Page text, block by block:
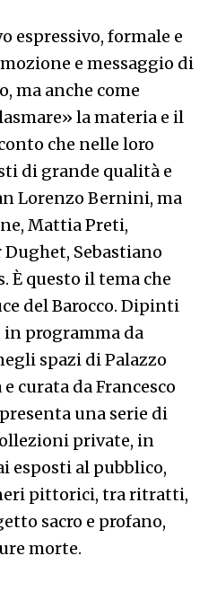
espressivo, formale e
e messaggio di
ma anche come
la materia e il
che nelle loro
di grande qualità e
Lorenzo Bernini, ma
Mattia Preti,
Sebastiano
È questo il tema che
del Barocco. Dipinti
programma da
spazi di Palazzo
curata da Francesco
una serie di
private, in
esposti al pubblico,
pittorici, tra ritratti,
sacro e profano,
morte.